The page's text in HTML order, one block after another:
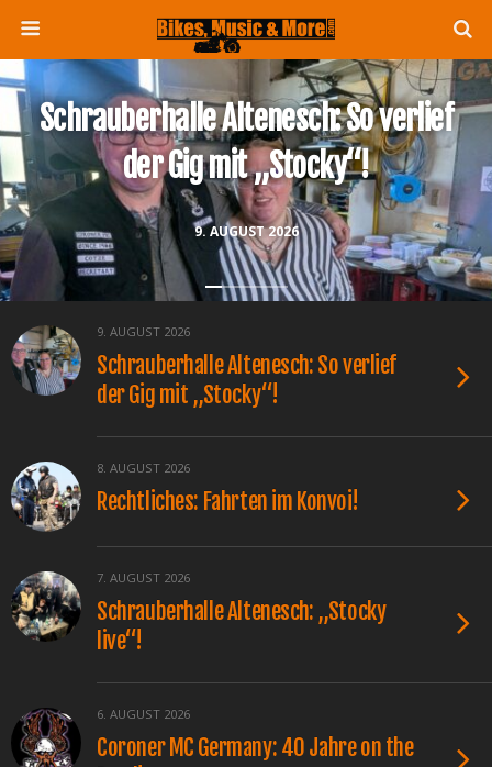
9. AUGUST 2026
Schrauberhalle Altenesch: So verlief
der Gig mit „Stocky“!
9. AUGUST 2026
Schrauberhalle Altenesch: So verlief
der Gig mit „Stocky“!
8. AUGUST 2026
Rechtliches: Fahrten im Konvoi!
7. AUGUST 2026
Schrauberhalle Altenesch: „Stocky
live“!
6. AUGUST 2026
Coroner MC Germany: 40 Jahre on the